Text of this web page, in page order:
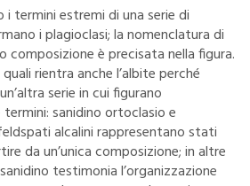
termini estremi di una serie di
i plagioclasi; la nomenclatura di
composizione è precisata nella figura.
rientra anche l’albite perché
serie in cui figurano
sanidino ortoclasio e
alcalini rappresentano stati
da un’unica composizione; in altre
testimonia l’organizzazione